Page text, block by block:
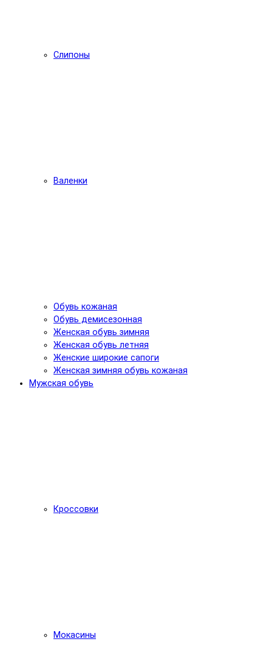
Слипоны
Валенки
Обувь кожаная
Обувь демисезонная
Женская обувь зимняя
Женская обувь летняя
Женские широкие сапоги
Женская зимняя обувь кожаная
Мужская обувь
Кроссовки
Мокасины